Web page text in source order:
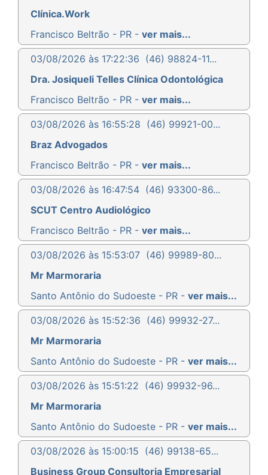
Clínica.Work
Francisco Beltrão - PR - ver mais...
03/08/2026 às 17:22:36 (46) 98824-11...
Dra. Josiqueli Telles Clínica Odontológica
Francisco Beltrão - PR - ver mais...
03/08/2026 às 16:55:28 (46) 99921-00...
Braz Advogados
Francisco Beltrão - PR - ver mais...
03/08/2026 às 16:47:54 (46) 93300-86...
SCUT Centro Audiológico
Francisco Beltrão - PR - ver mais...
03/08/2026 às 15:53:07 (46) 99989-80...
Mr Marmoraria
Santo Antônio do Sudoeste - PR - ver mais...
03/08/2026 às 15:52:36 (46) 99932-27...
Mr Marmoraria
Santo Antônio do Sudoeste - PR - ver mais...
03/08/2026 às 15:51:22 (46) 99932-96...
Mr Marmoraria
Santo Antônio do Sudoeste - PR - ver mais...
03/08/2026 às 15:00:15 (46) 99138-65...
Business Group Consultoria Empresarial